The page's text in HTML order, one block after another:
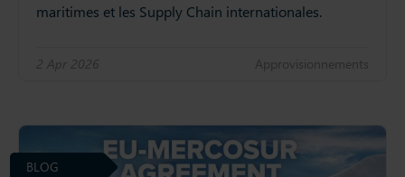
maritimes et les Supply Chain internationales.
2 Apr 2026 Approvisionnements
BLOG